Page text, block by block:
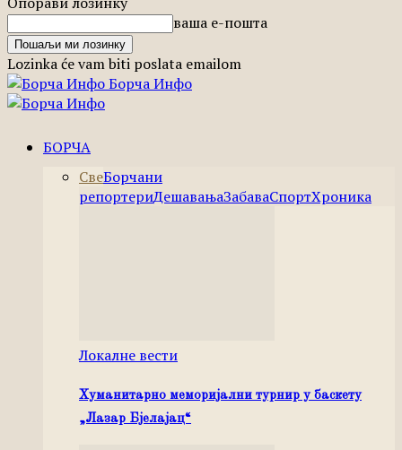
ваша е-пошта
Lozinka će vam biti poslata emailom
Борча Инфо
БОРЧА
СвеБорчани
репортериДешавањаЗабаваСпортХроника
Локалне вести
Хуманитарно меморијални турнир у баскету
„Лазар Бјелајац“